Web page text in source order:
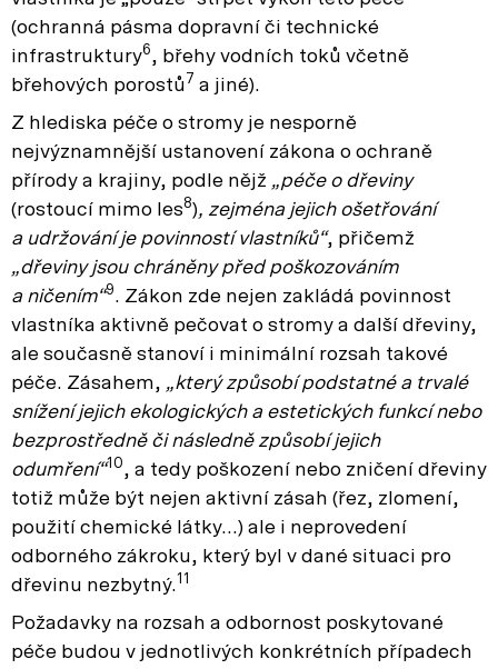
(ochranná pásma dopravní či technické
infrastruktury6, břehy vodních toků včetně
břehových porostů7 a jiné).
Z hlediska péče o stromy je nesporně
nejvýznamnější ustanovení zákona o ochraně
přírody a krajiny, podle nějž „péče o dřeviny
(rostoucí mimo les8), zejména jejich ošetřování
a udržování je povinností vlastníků“, přičemž
„dřeviny jsou chráněny před poškozováním
a ničením“9. Zákon zde nejen zakládá povinnost
vlastníka aktivně pečovat o stromy a další dřeviny,
ale současně stanoví i minimální rozsah takové
péče. Zásahem, „který způsobí podstatné a trvalé
snížení jejich ekologických a estetických funkcí nebo
bezprostředně či následně způsobí jejich
odumření“10, a tedy poškození nebo zničení dřeviny
totiž může být nejen aktivní zásah (řez, zlomení,
použití chemické látky…) ale i neprovedení
odborného zákroku, který byl v dané situaci pro
dřevinu nezbytný.11
Požadavky na rozsah a odbornost poskytované
péče budou v jednotlivých konkrétních případech